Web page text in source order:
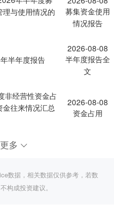
与使用情况的
募集资金使用
情况报告
半年度报告
2026-08-08
半年度报告全
文
非经营性资金占
金往来情况汇总
2026-08-08
资金占用
多
数据，相关数据仅供参考，若数
构成投资建议。